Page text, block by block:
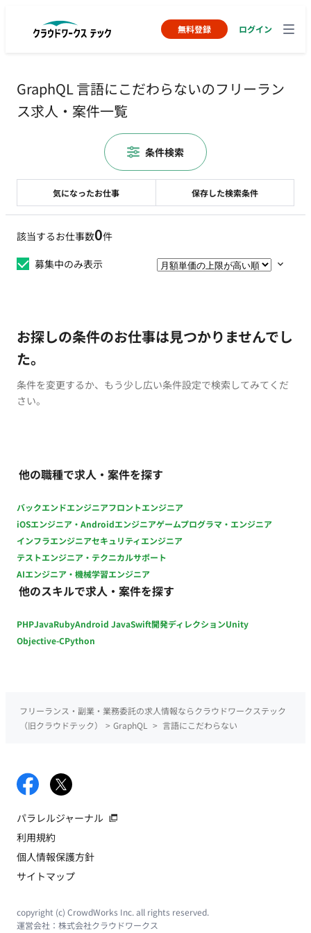
無料登録 ログイン
GraphQL 言語にこだわらないのフリーラン
ス求人・案件一覧
該当するお仕事数0件
募集中のみ表示
お探しの条件のお仕事は見つかりませんでし
た。
条件を変更するか、もう少し広い条件設定で検索してみてくだ
さい。
他の職種で求人・案件を探す
バックエンドエンジニアフロントエンジニア
iOSエンジニア・Androidエンジニアゲームプログラマ・エンジニア
インフラエンジニアセキュリティエンジニア
テストエンジニア・テクニカルサポート
AIエンジニア・機械学習エンジニア
他のスキルで求人・案件を探す
PHPJavaRubyAndroid JavaSwift開発ディレクションUnity
Objective-CPython
気になったお仕事 保存した検索条件
条件検索
フリーランス・副業・業務委託の求人情報ならクラウドワークステック
（旧クラウドテック）
> GraphQL > 言語にこだわらない
パラレルジャーナル
利用規約
個人情報保護方針
サイトマップ
copyright (c) CrowdWorks Inc. all rights reserved.
運営会社： 株式会社クラウドワークス